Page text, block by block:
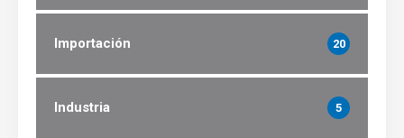
Importación 20
Industria 5